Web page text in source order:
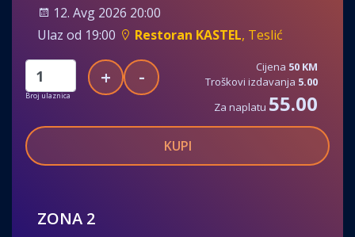
12. Avg 2026 20:00
Ulaz od 19:00
Restoran KASTEL, Teslić
Broj ulaznica
+ - Cijena 50 KM
Troškovi izdavanja 5.00
Za naplatu 55.00
KUPI
ZONA 2